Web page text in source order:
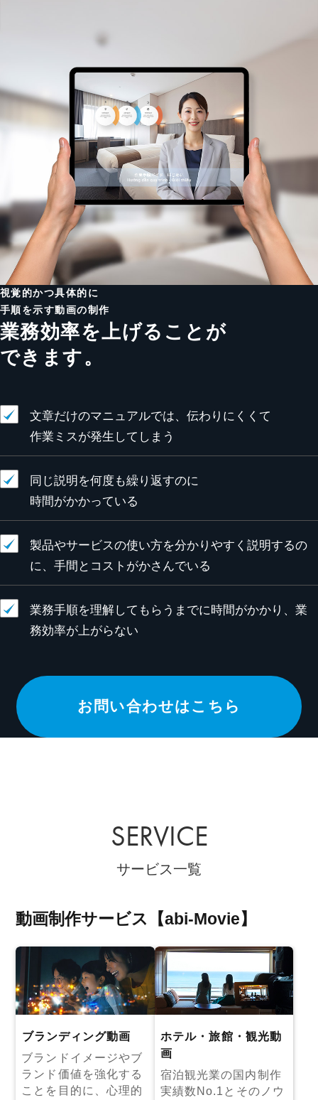
視覚的かつ具体的に
手順を示す動画の制作
業務効率を上げることが
できます。
文章だけのマニュアルでは、伝わりにくくて
作業ミスが発生してしまう
同じ説明を何度も繰り返すのに
時間がかかっている
製品やサービスの使い方を分かりやすく説明するの
に、手間とコストがかさんでいる
業務手順を理解してもらうまでに時間がかかり、業
務効率が上がらない
お問い合わせはこちら
SERVICE
サービス一覧
動画制作サービス【abi-Movie】
ブランディング動画
ブランドイメージやブ
ランド価値を強化する
ことを目的に、心理的
ホテル・旅館・観光動
画
宿泊観光業の国内制作
実績数No.1とそのノウ